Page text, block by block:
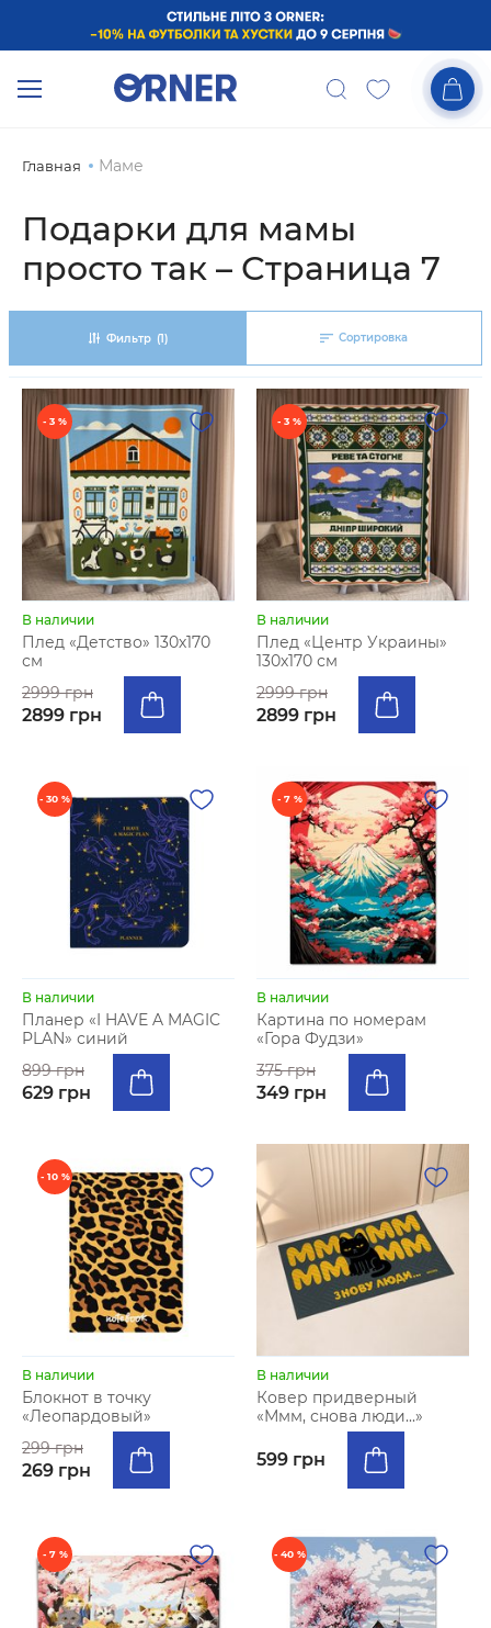
Главная Маме
Подарки для мамы
просто так – Страница 7
Фильтр (1) Сортировка
- 3 %
В наличии
Плед «Детство» 130х170
см
2999 грн
2899 грн
- 3 %
В наличии
Плед «Центр Украины»
130х170 см
2999 грн
2899 грн
- 30 %
В наличии
Планер «I HAVE A MAGIC
PLAN» синий
899 грн
629 грн
- 7 %
В наличии
Картина по номерам
«Гора Фудзи»
375 грн
349 грн
- 10 %
В наличии
Блокнот в точку
«Леопардовый»
299 грн
269 грн
В наличии
Ковер придверный
«Ммм, снова люди...»
599 грн
- 7 % - 40 %